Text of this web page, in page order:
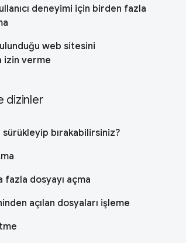
deneyimi için birden fazla
web sitesini
izin verme
dizinler
sürükleyip bırakabilirsiniz?
fazla dosyayı açma
açılan dosyaları işleme